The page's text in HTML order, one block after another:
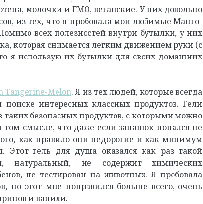
молочки и ГМО, веганские. У них довольно
из тех, что я пробовала мои любимые Манго-
всех полезностей внутри бутылки, у них
которая снимается легким движением руки (с
я использую их бутылки для своих домашних
Tangerine-Melon. Я из тех людей, которые всегда
поиске интересных классных продуктов. Гели
таких безопасных продуктов, с которыми можно
том смысле, что даже если запашок попался не
как правило они недорогие и как минимум
Этот гель для душа оказался как раз такой
натуральный, не содержит химических
не тестирован на животных. Я пробовала
но этот мне понравился больше всего, очень
и ванили.